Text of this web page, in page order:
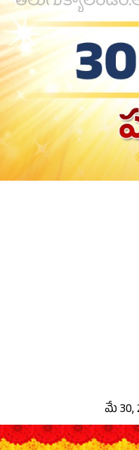
మే 30,